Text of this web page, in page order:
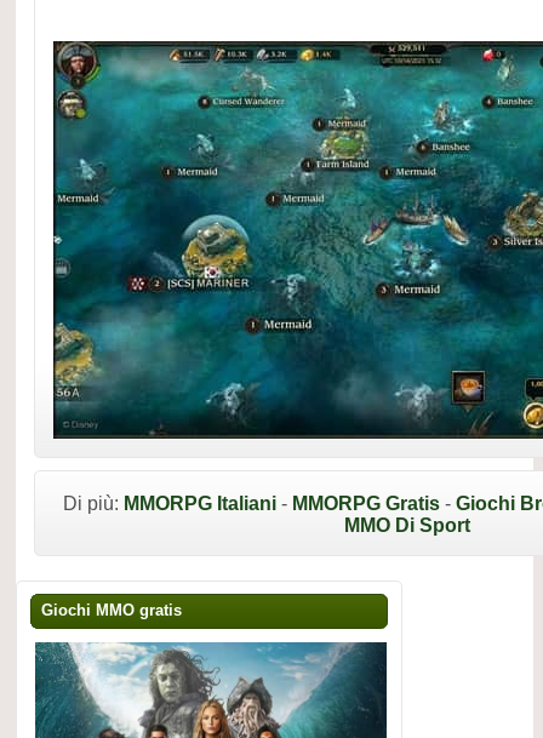
Di più: MMORPG Italiani - MMORPG Gratis - Giochi
MMO Di Sport
Giochi MMO gratis